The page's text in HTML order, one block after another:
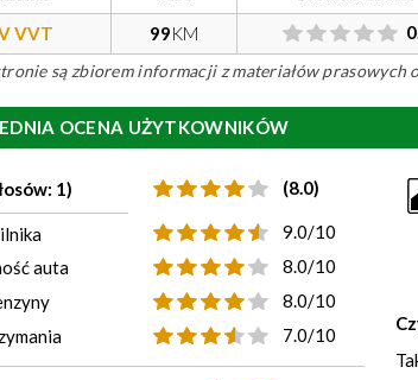
VVT
99KM
są zbiorem informacji z materiałów
OCENA UŻYTKOWNIKÓW
1) (8.0)
9.0/10
auta
8.0/10
8.0/10
7.0/10